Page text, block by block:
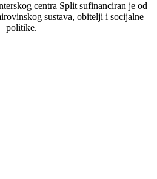
centra Split sufinanciran je od
sustava, obitelji i socijalne
politike.